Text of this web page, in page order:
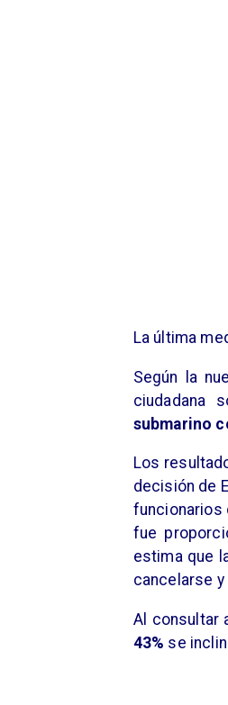
La última
Según la
ciudadana
submarino
Los
decisión de
funcionarios
fue
estima que
cancelarse y
Al consultar
43% se